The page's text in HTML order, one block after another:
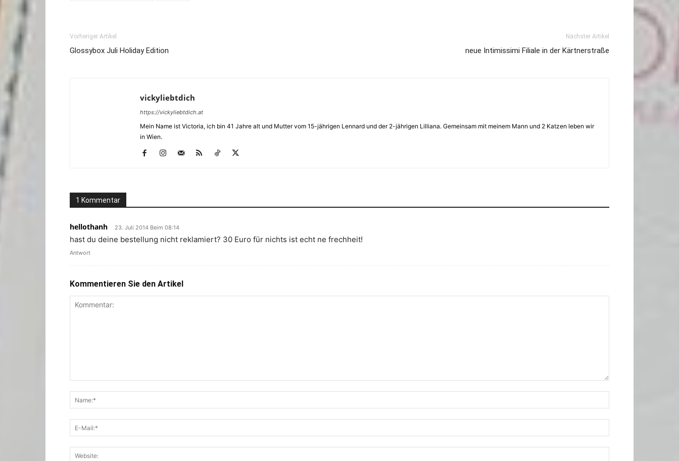
Vorheriger Artikel
Glossybox Juli Holiday Edition
Nächster Artikel
neue Intimissimi Filiale in der Kärtnerstraße
vickyliebtdich
https://vickyliebtdich.at
Mein Name ist Victoria, ich bin 41 Jahre alt und Mutter vom 15-jährigen Lennard und der 2-jährigen Lilliana. Gemeinsam mit meinem Mann und 2 Katzen leben wir
in Wien.
1 Kommentar
hellothanh 23. Juli 2014 Beim 08:14
hast du deine bestellung nicht reklamiert? 30 Euro für nichts ist echt ne frechheit!
Antwort
Kommentieren Sie den Artikel